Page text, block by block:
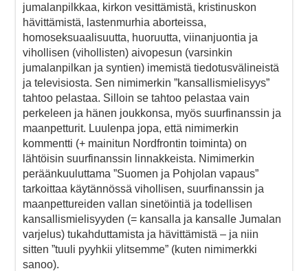
jumalanpilkkaa, kirkon vesittämistä, kristinuskon
hävittämistä, lastenmurhia aborteissa,
homoseksuaalisuutta, huoruutta, viinanjuontia ja
vihollisen (vihollisten) aivopesun (varsinkin
jumalanpilkan ja syntien) imemistä tiedotusvälineistä
ja televisiosta. Sen nimimerkin ”kansallismielisyys”
tahtoo pelastaa. Silloin se tahtoo pelastaa vain
perkeleen ja hänen joukkonsa, myös suurfinanssin ja
maanpetturit. Luulenpa jopa, että nimimerkin
kommentti (+ mainitun Nordfrontin toiminta) on
lähtöisin suurfinanssin linnakkeista. Nimimerkin
peräänkuuluttama ”Suomen ja Pohjolan vapaus”
tarkoittaa käytännössä vihollisen, suurfinanssin ja
maanpettureiden vallan sinetöintiä ja todellisen
kansallismielisyyden (= kansalla ja kansalle Jumalan
varjelus) tukahduttamista ja hävittämistä – ja niin
sitten ”tuuli pyyhkii ylitsemme” (kuten nimimerkki
sanoo).